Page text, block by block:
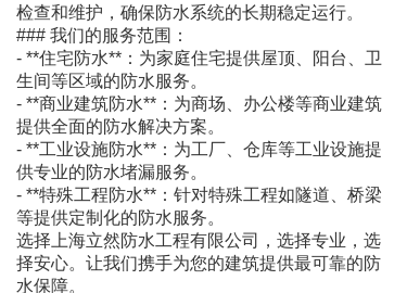
检查和维护，确保防水系统的长期稳定运行。
### 我们的服务范围：
- **住宅防水**：为家庭住宅提供屋顶、阳台、卫
生间等区域的防水服务。
- **商业建筑防水**：为商场、办公楼等商业建筑
提供全面的防水解决方案。
- **工业设施防水**：为工厂、仓库等工业设施提
供专业的防水堵漏服务。
- **特殊工程防水**：针对特殊工程如隧道、桥梁
等提供定制化的防水服务。
选择上海立然防水工程有限公司，选择专业，选
择安心。让我们携手为您的建筑提供最可靠的防
水保障。